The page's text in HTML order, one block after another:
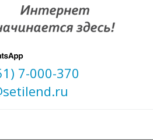
7-000-370